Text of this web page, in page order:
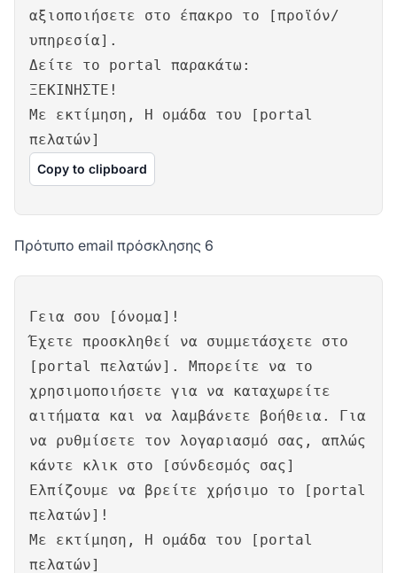
αξιοποιήσετε στο έπακρο το [προϊόν/
υπηρεσία].
Δείτε το portal παρακάτω:
ΞΕΚΙΝΗΣΤΕ!
Με εκτίμηση, Η ομάδα του [portal
πελατών]
Copy to clipboard
Πρότυπο email πρόσκλησης 6
Γεια σου [όνομα]!
Έχετε προσκληθεί να συμμετάσχετε στο
[portal πελατών]. Μπορείτε να το
χρησιμοποιήσετε για να καταχωρείτε
αιτήματα και να λαμβάνετε βοήθεια. Για
να ρυθμίσετε τον λογαριασμό σας, απλώς
κάντε κλικ στο [σύνδεσμός σας]
Ελπίζουμε να βρείτε χρήσιμο το [portal
πελατών]!
Με εκτίμηση, Η ομάδα του [portal
πελατών]